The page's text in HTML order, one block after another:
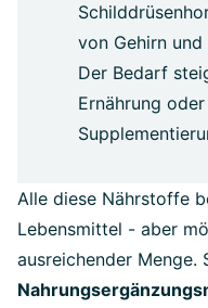
von Gehirn
Der Bedarf
Ernährung
Alle diese Nährstoffe
Lebensmittel - aber
ausreichender Menge.